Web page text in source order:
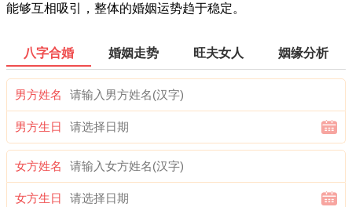
能够互相吸引，整体的婚姻运势趋于稳定。
八字合婚 婚姻走势 旺夫女人 姻缘分析
男方姓名
男方生日
女方姓名
女方生日